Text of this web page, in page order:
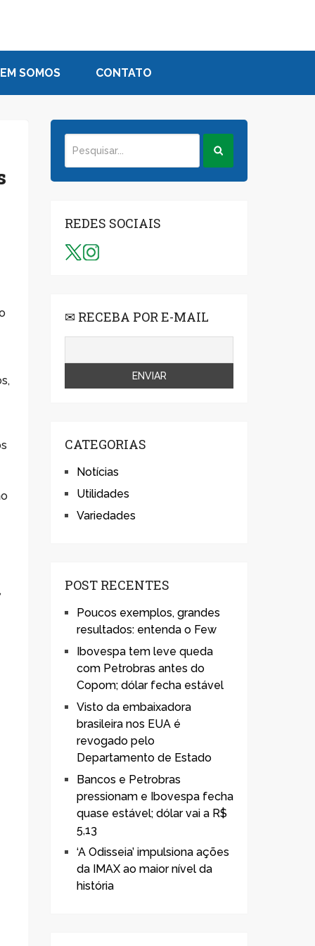
SOMOS CONTATO
REDES SOCIAIS
✉ RECEBA POR E-MAIL
CATEGORIAS
Notícias
Utilidades
Variedades
POST RECENTES
Poucos exemplos, grandes
resultados: entenda o Few
Ibovespa tem leve queda
com Petrobras antes do
Copom; dólar fecha estável
Visto da embaixadora
brasileira nos EUA é
revogado pelo
Departamento de Estado
Bancos e Petrobras
pressionam e Ibovespa fecha
quase estável; dólar vai a R$
5,13
‘A Odisseia’ impulsiona ações
da IMAX ao maior nível da
história